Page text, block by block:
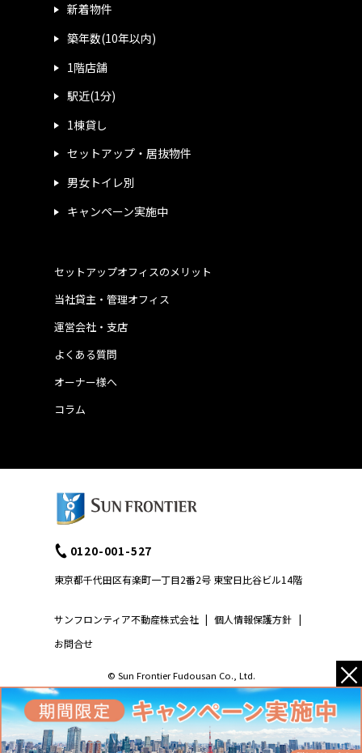
新着物件
築年数(10年以内)
1階店舗
駅近(1分)
1棟貸し
セットアップ・居抜物件
男女トイレ別
キャンペーン実施中
運営会社・支店
よくある質問
当社貸主・管理オフィス
オーナー様へ
コラム
セットアップオフィスのメリット
サンフロンティア不動産株式会社 | 個人情報保護方針 |
お問合せ
0120-001-527
東京都千代田区有楽町一丁目2番2号 東宝日比谷ビル14階
© Sun Frontier Fudousan Co., Ltd. ×